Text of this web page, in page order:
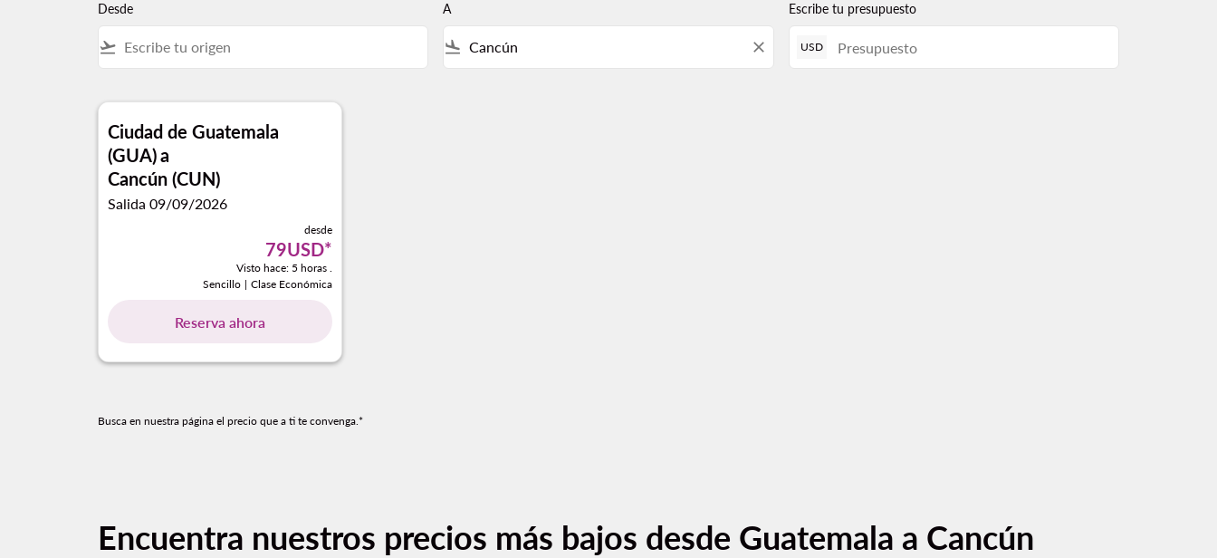
Desde
flight_takeoff
A
flight_land close
Escribe tu presupuesto
USD
Ciudad de Guatemala
(GUA)a
Cancún (CUN)
Salida 09/09/2026
desde
79USD*
Visto hace: 5 horas .
Sencillo | Clase Económica
Reserva ahora
Busca en nuestra página el precio que a ti te convenga.*
Encuentra nuestros precios más bajos desde Guatemala a Cancún